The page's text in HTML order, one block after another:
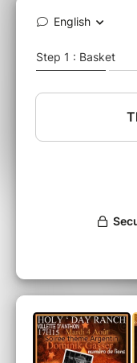
même
Cliquez sur les
l'affiche de la